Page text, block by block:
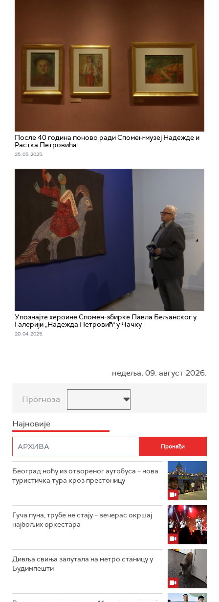
После 40 година поново ради Спомен-музеј Надежде и
Растка Петровића
25. 05. 2025.
Упознајте хероине Спомен-збирке Павла Бељанског у
Галерији „Надежда Петровић“ у Чачку
20. 04. 2025.
недеља, 09. август 2026.
Прогноза
Најновије
Београд ноћу из отвореног аутобуса – нова
туристичка тура кроз престоницу
Гуча пуна, трубе не стају – вечерас окршај
најбољих оркестара
Дивља свиња залутала на метро станицу у
Будимпешти